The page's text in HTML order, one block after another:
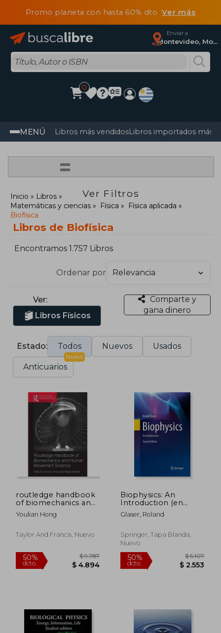
Promo planeta con hasta 60% dtoVer más
Enviar a
Montevideo, Montevideo
0
MENÚ Libros más vendidosLibros importados más
=
Ver Filtros
Inicio
Libros
Matemáticas y ciencias
Física
Física aplicada
Biofísica
Libros de Biofísica
Encontramos 1.757 Libros
Ordenar por
Ver:
Libros Físicos
Comparte y
gana dinero
Estado: Todos Nuevos Usados
Anticuarios
Nuevo
routledge handbook
of biomechanics and
human movement
science
Youlian Hong
Taylor And Francis, Nuevo
50%
dcto. $ 4.894
Biophysics: An
Introduction (en
Inglés)
Glaser, Roland
Springer, Tapa Blanda,
Nuevo
50%
dcto.